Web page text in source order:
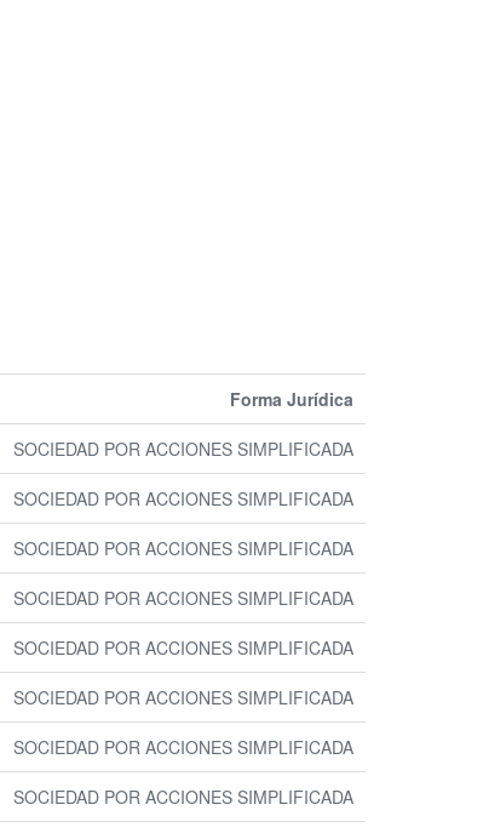
Forma Jurídica
SOCIEDAD POR ACCIONES SIMPLIFICADA
SOCIEDAD POR ACCIONES SIMPLIFICADA
SOCIEDAD POR ACCIONES SIMPLIFICADA
SOCIEDAD POR ACCIONES SIMPLIFICADA
SOCIEDAD POR ACCIONES SIMPLIFICADA
SOCIEDAD POR ACCIONES SIMPLIFICADA
SOCIEDAD POR ACCIONES SIMPLIFICADA
SOCIEDAD POR ACCIONES SIMPLIFICADA